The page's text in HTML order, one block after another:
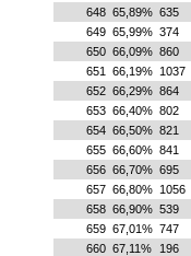
648 65,89% 635
649 65,99% 374
650 66,09% 860
651
66,19% 1037
652 66,29% 864
653 66,40% 802
654 66,50% 821
655 66,60% 841
656 66,70% 695
657 66,80% 1056
658 66,90% 539
659 67,01% 747
660 67,11% 196